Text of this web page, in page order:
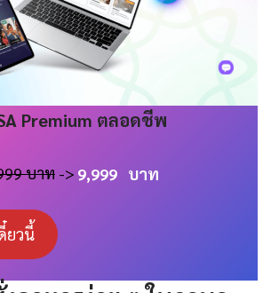
Premium ตลอดชีพ
บาท-> 9,999 บาท
ยวนี้